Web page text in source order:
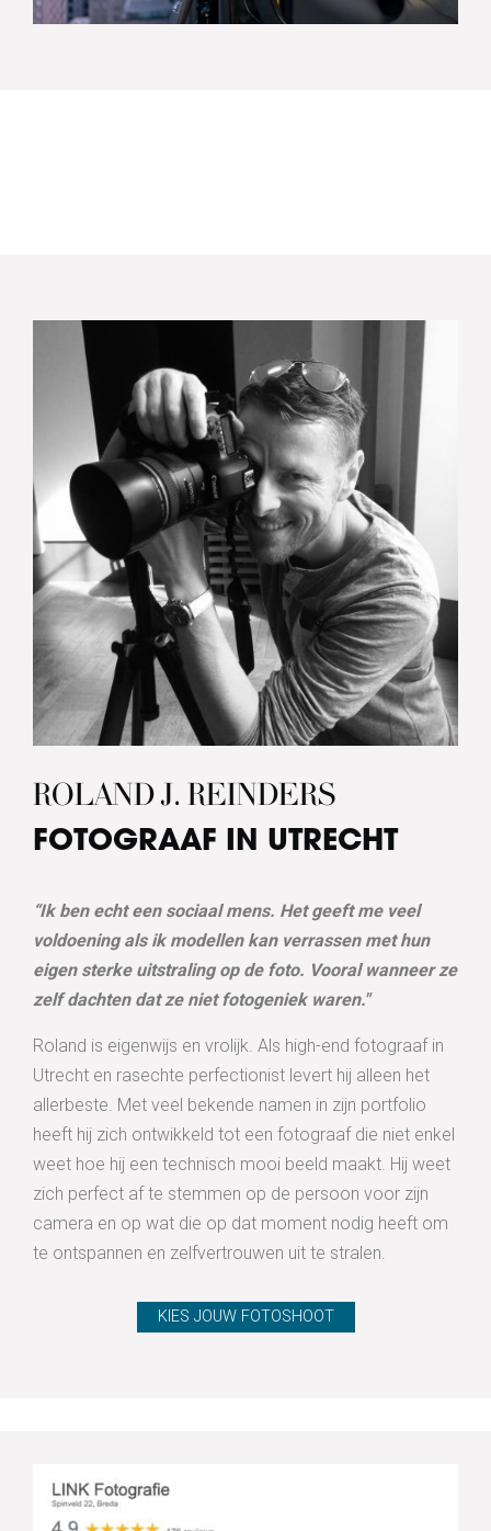
ROLAND J. REINDERS
FOTOGRAAF IN UTRECHT
“Ik ben echt een sociaal mens. Het geeft me veel
voldoening als ik modellen kan verrassen met hun
eigen sterke uitstraling op de foto. Vooral wanneer ze
zelf dachten dat ze niet fotogeniek waren."
Roland is eigenwijs en vrolijk. Als high-end fotograaf in
Utrecht en rasechte perfectionist levert hij alleen het
allerbeste. Met veel bekende namen in zijn portfolio
heeft hij zich ontwikkeld tot een fotograaf die niet enkel
weet hoe hij een technisch mooi beeld maakt. Hij weet
zich perfect af te stemmen op de persoon voor zijn
camera en op wat die op dat moment nodig heeft om
te ontspannen en zelfvertrouwen uit te stralen.
KIES JOUW FOTOSHOOT